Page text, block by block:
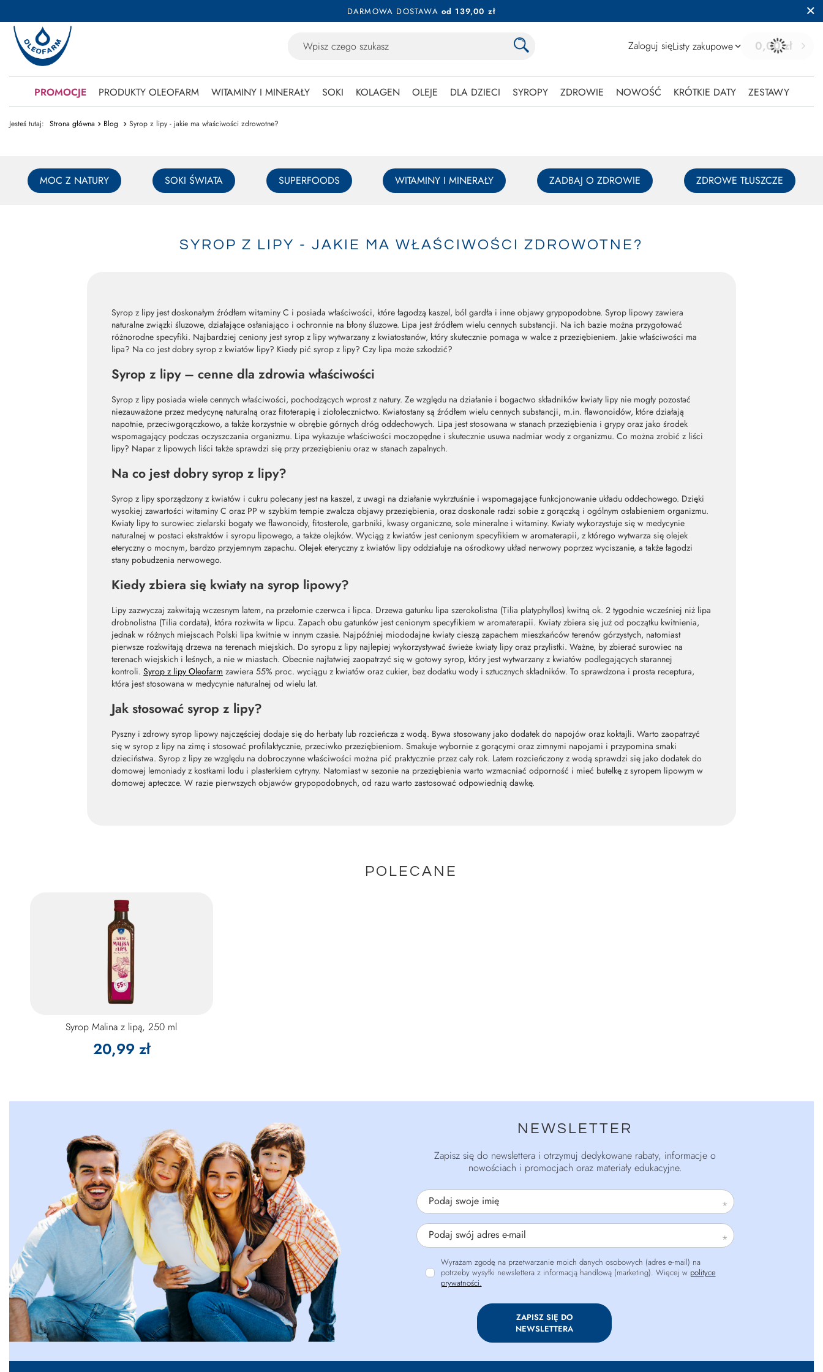
DARMOWA DOSTAWA od 139,00 zł
Zaloguj sięListy zakupowe 0,00 zł
PROMOCJE PRODUKTY OLEOFARM WITAMINY I MINERAŁY SOKI KOLAGEN OLEJE DLA DZIECI SYROPY ZDROWIE NOWOŚĆ KRÓTKIE DATY ZESTAWY
Jesteś tutaj: Strona główna Blog Syrop z lipy - jakie ma właściwości zdrowotne?
MOC Z NATURY SOKI ŚWIATA SUPERFOODS WITAMINY I MINERAŁY ZADBAJ O ZDROWIE ZDROWE TŁUSZCZE
SYROP Z LIPY - JAKIE MA WŁAŚCIWOŚCI ZDROWOTNE?
Syrop z lipy jest doskonałym źródłem witaminy C i posiada właściwości, które łagodzą kaszel, ból gardła i inne objawy grypopodobne. Syrop lipowy zawiera
naturalne związki śluzowe, działające osłaniająco i ochronnie na błony śluzowe. Lipa jest źródłem wielu cennych substancji. Na ich bazie można przygotować
różnorodne specyfiki. Najbardziej ceniony jest syrop z lipy wytwarzany z kwiatostanów, który skutecznie pomaga w walce z przeziębieniem. Jakie właściwości ma
lipa? Na co jest dobry syrop z kwiatów lipy? Kiedy pić syrop z lipy? Czy lipa może szkodzić?
Syrop z lipy – cenne dla zdrowia właściwości
Syrop z lipy posiada wiele cennych właściwości, pochodzących wprost z natury. Ze względu na działanie i bogactwo składników kwiaty lipy nie mogły pozostać
niezauważone przez medycynę naturalną oraz fitoterapię i ziołolecznictwo. Kwiatostany są źródłem wielu cennych substancji, m.in. flawonoidów, które działają
napotnie, przeciwgorączkowo, a także korzystnie w obrębie górnych dróg oddechowych. Lipa jest stosowana w stanach przeziębienia i grypy oraz jako środek
wspomagający podczas oczyszczania organizmu. Lipa wykazuje właściwości moczopędne i skutecznie usuwa nadmiar wody z organizmu. Co można zrobić z liści
lipy? Napar z lipowych liści także sprawdzi się przy przeziębieniu oraz w stanach zapalnych.
Na co jest dobry syrop z lipy?
Syrop z lipy sporządzony z kwiatów i cukru polecany jest na kaszel, z uwagi na działanie wykrztuśnie i wspomagające funkcjonowanie układu oddechowego. Dzięki
wysokiej zawartości witaminy C oraz PP w szybkim tempie zwalcza objawy przeziębienia, oraz doskonale radzi sobie z gorączką i ogólnym osłabieniem organizmu.
Kwiaty lipy to surowiec zielarski bogaty we flawonoidy, fitosterole, garbniki, kwasy organiczne, sole mineralne i witaminy. Kwiaty wykorzystuje się w medycynie
naturalnej w postaci ekstraktów i syropu lipowego, a także olejków. Wyciąg z kwiatów jest cenionym specyfikiem w aromaterapii, z którego wytwarza się olejek
eteryczny o mocnym, bardzo przyjemnym zapachu. Olejek eteryczny z kwiatów lipy oddziałuje na ośrodkowy układ nerwowy poprzez wyciszanie, a także łagodzi
stany pobudzenia nerwowego.
Kiedy zbiera się kwiaty na syrop lipowy?
Lipy zazwyczaj zakwitają wczesnym latem, na przełomie czerwca i lipca. Drzewa gatunku lipa szerokolistna (Tilia platyphyllos) kwitną ok. 2 tygodnie wcześniej niż lipa
drobnolistna (Tilia cordata), która rozkwita w lipcu. Zapach obu gatunków jest cenionym specyfikiem w aromaterapii. Kwiaty zbiera się już od początku kwitnienia,
jednak w różnych miejscach Polski lipa kwitnie w innym czasie. Najpóźniej miododajne kwiaty cieszą zapachem mieszkańców terenów górzystych, natomiast
pierwsze rozkwitają drzewa na terenach miejskich. Do syropu z lipy najlepiej wykorzystywać świeże kwiaty lipy oraz przylistki. Ważne, by zbierać surowiec na
terenach wiejskich i leśnych, a nie w miastach. Obecnie najłatwiej zaopatrzyć się w gotowy syrop, który jest wytwarzany z kwiatów podlegających starannej
kontroli.Syrop z lipy Oleofarm zawiera 55% proc. wyciągu z kwiatów oraz cukier, bez dodatku wody i sztucznych składników. To sprawdzona i prosta receptura,
która jest stosowana w medycynie naturalnej od wielu lat.
Jak stosować syrop z lipy?
Pyszny i zdrowy syrop lipowy najczęściej dodaje się do herbaty lub rozcieńcza z wodą. Bywa stosowany jako dodatek do napojów oraz koktajli. Warto zaopatrzyć
się w syrop z lipy na zimę i stosować profilaktycznie, przeciwko przeziębieniom. Smakuje wybornie z gorącymi oraz zimnymi napojami i przypomina smaki
dzieciństwa. Syrop z lipy ze względu na dobroczynne właściwości można pić praktycznie przez cały rok. Latem rozcieńczony z wodą sprawdzi się jako dodatek do
domowej lemoniady z kostkami lodu i plasterkiem cytryny. Natomiast w sezonie na przeziębienia warto wzmacniać odporność i mieć butelkę z syropem lipowym w
domowej apteczce. W razie pierwszych objawów grypopodobnych, od razu warto zastosować odpowiednią dawkę.
POLECANE
Syrop Malina z lipą, 250 ml
20,99 zł
NEWSLETTER
Zapisz się do newslettera i otrzymuj dedykowane rabaty, informacje o
nowościach i promocjach oraz materiały edukacyjne.
Podaj swoje imię
Podaj swój adres e-mail
Wyrażam zgodę na przetwarzanie moich danych osobowych (adres e-mail) na
potrzeby wysyłki newslettera z informacją handlową (marketing). Więcej w polityce
prywatności.
ZAPISZ SIĘ DO
NEWSLETTERA